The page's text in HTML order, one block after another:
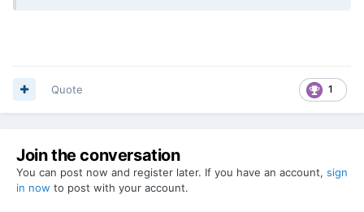
1
Quote
Join the conversation
You can post now and register later. If you have an account, sign
in now to post with your account.